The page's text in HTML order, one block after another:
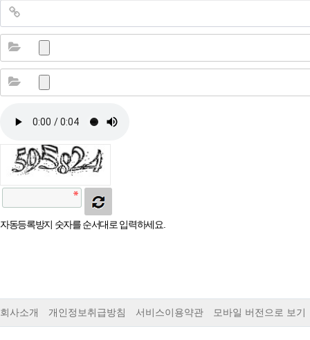
자동등록방지 숫자를 순서대로 입력하세요.
회사소개 개인정보취급방침 서비스이용약관 모바일 버전으로 보기